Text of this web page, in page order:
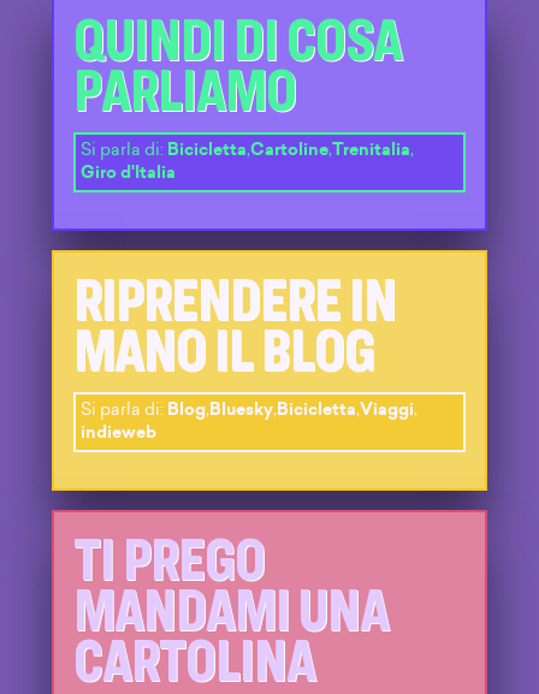
QUINDI DI COSA
PARLIAMO
Si parla di: Bicicletta,Cartoline,Trenitalia,
Giro d'Italia
RIPRENDERE IN
MANO IL BLOG
Si parla di: Blog,Bluesky,Bicicletta,Viaggi,
indieweb
TI PREGO
MANDAMI UNA
CARTOLINA